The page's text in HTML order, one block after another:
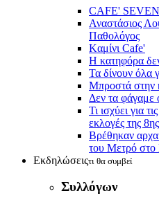
CAFE' SEVEN
Αναστάσιος
Παθολόγος
Kαμίνι Cafe'
Η κατηφόρα
Τα δίνουν όλα
Μπροστά στην
Δεν τα φάγαμε
Τι ισχύει για
εκλογές της
Βρέθηκαν
του Μετρό στο
Εκδηλώσειςτι θα συμβεί
Συλλόγων